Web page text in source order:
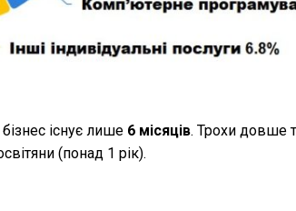
існує лише 6 місяців. Трохи довше
(понад 1 рік).